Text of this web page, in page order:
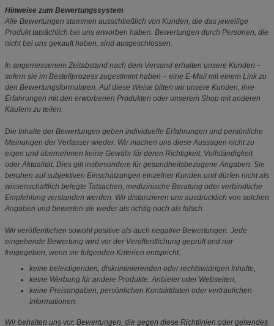
Hinweise zum Bewertungssystem
Alle Bewertungen stammen ausschließlich von Kunden, die das jeweilige
Produkt tatsächlich bei uns erworben haben. Bewertungen durch Personen, die
nicht bei uns gekauft haben, sind ausgeschlossen.
In angemessenem Zeitabstand nach dem Versand erhalten unsere Kunden –
sofern sie im Bestellprozess zugestimmt haben – eine E-Mail mit einem Link zu
den Bewertungsformularen. Auf diese Weise bitten wir unsere Kunden, ihre
Erfahrungen mit den erworbenen Produkten oder unserem Shop mit anderen
Käufern zu teilen.
Die Inhalte der Bewertungen geben individuelle Erfahrungen und persönliche
Meinungen der Verfasser wieder. Wir machen uns diese Aussagen nicht zu
eigen und übernehmen keine Gewähr für deren Richtigkeit, Vollständigkeit
oder Aktualität. Dies gilt insbesondere für gesundheitsbezogene Angaben: Sie
beruhen auf subjektiven Einschätzungen einzelner Kunden und dürfen nicht als
wissenschaftlich belegte Tatsachen, medizinische Beratung oder verbindliche
Empfehlung verstanden werden. Wir distanzieren uns ausdrücklich von solchen
Angaben und bewerten sie weder als richtig noch als falsch.
Wir veröffentlichen sowohl positive als auch negative Bewertungen. Jede
eingehende Bewertung wird vor der Veröffentlichung geprüft und nur
freigegeben, wenn sie folgenden Kriterien entspricht:
keine beleidigenden, diskriminierenden oder rechtswidrigen Inhalte,
keine Werbung für andere Produkte, Anbieter oder Webseiten,
keine Preisangaben, persönlichen Kontaktdaten oder vertraulichen
Informationen.
Wir behalten uns vor, Bewertungen, die gegen diese Richtlinien oder geltendes